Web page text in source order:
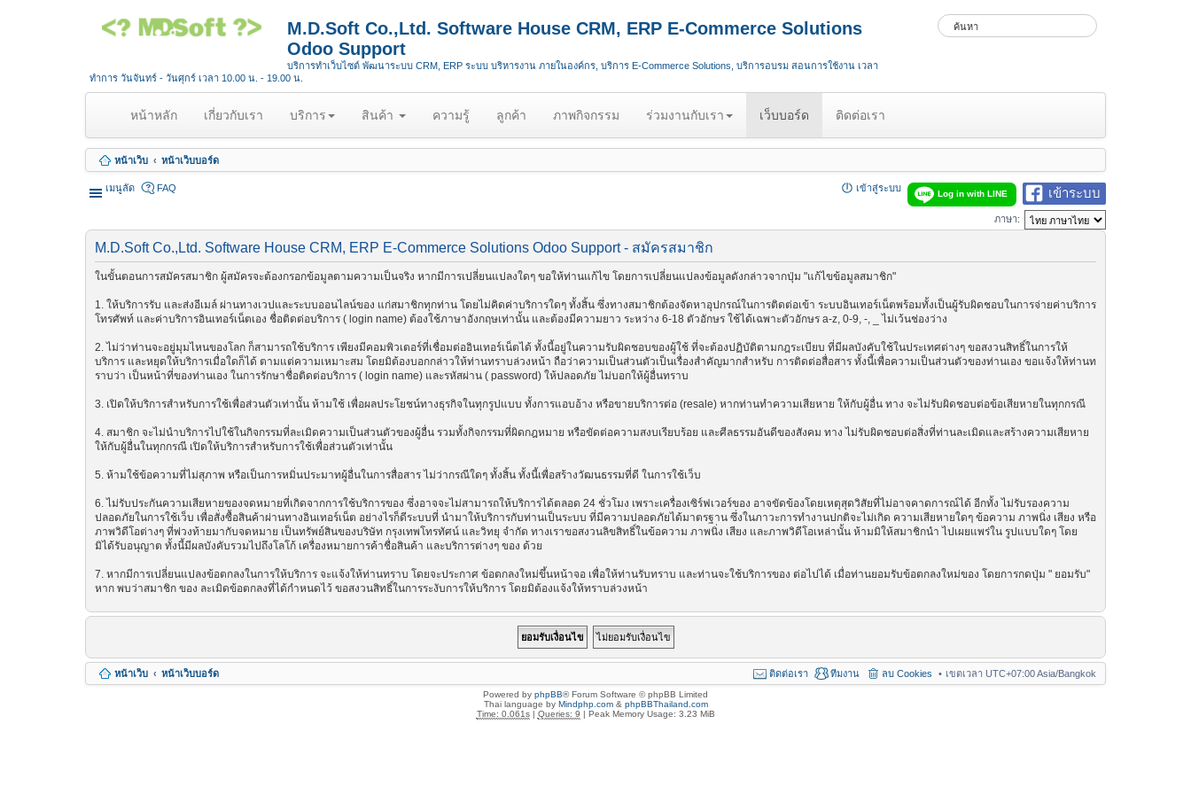
M.D.Soft Co.,Ltd. Software House CRM, ERP E-Commerce Solutions
Odoo Support
บริการทำเว็บไซต์ พัฒนาระบบ CRM, ERP ระบบ บริหารงาน ภายในองค์กร, บริการ E-Commerce Solutions, บริการอบรม สอนการใช้งาน เวลา
ทำการ วันจันทร์ - วันศุกร์ เวลา 10.00 น. - 19.00 น.
หน้าหลัก(
u
r
)
เกี่ยวกับเรา บริการ สินค้า ความรู้ ลูกค้า ภาพกิจกรรม ร่วมงานกับเรา เว็บบอร์ด ติดต่อเรา
หน้าเว็บ หน้าเว็บบอร์ด
เมนูลัด เข้าระบบ
Log in with LINE
FAQ เข้าสู่ระบบ
ภาษา:
M.D.Soft Co.,Ltd. Software House CRM, ERP E-Commerce Solutions Odoo Support - สมัครสมาชิก
ในขั้นตอนการสมัครสมาชิก ผู้สมัครจะต้องกรอกข้อมูลตามความเป็นจริง หากมีการเปลี่ยนแปลงใดๆ ขอให้ท่านแก้ไข โดยการเปลี่ยนแปลงข้อมูลดังกล่าวจากปุ่ม "แก้ไขข้อมูลสมาชิก"
1. ให้บริการรับ และส่งอีเมล์ ผ่านทางเวปและระบบออนไลน์ของ แก่สมาชิกทุกท่าน โดยไม่คิดค่าบริการใดๆ ทั้งสิ้น ซึ่งทางสมาชิกต้องจัดหาอุปกรณ์ในการติดต่อเข้า ระบบอินเทอร์เน็ตพร้อมทั้งเป็นผู้รับผิดชอบในการจ่ายค่าบริการ
โทรศัพท์ และค่าบริการอินเทอร์เน็ตเอง ชื่อติดต่อบริการ ( login name) ต้องใช้ภาษาอังกฤษเท่านั้น และต้องมีความยาว ระหว่าง 6-18 ตัวอักษร ใช้ได้เฉพาะตัวอักษร a-z, 0-9, -, _ ไม่เว้นช่องว่าง
2. ไม่ว่าท่านจะอยู่มุมไหนของโลก ก็สามารถใช้บริการ เพียงมีคอมพิวเตอร์ที่เชื่อมต่ออินเทอร์เน็ตได้ ทั้งนี้อยู่ในความรับผิดชอบของผู้ใช้ ที่จะต้องปฏิบัติตามกฎระเบียบ ที่มีผลบังคับใช้ในประเทศต่างๆ ขอสงวนสิทธิ์ในการให้
บริการ และหยุดให้บริการเมื่อใดก็ได้ ตามแต่ความเหมาะสม โดยมิต้องบอกกล่าวให้ท่านทราบล่วงหน้า ถือว่าความเป็นส่วนตัวเป็นเรื่องสำคัญมากสำหรับ การติดต่อสื่อสาร ทั้งนี้เพื่อความเป็นส่วนตัวของท่านเอง ขอแจ้งให้ท่านท
ราบว่า เป็นหน้าที่ของท่านเอง ในการรักษาชื่อติดต่อบริการ ( login name) และรหัสผ่าน ( password) ให้ปลอดภัย ไม่บอกให้ผู้อื่นทราบ
3. เปิดให้บริการสำหรับการใช้เพื่อส่วนตัวเท่านั้น ห้ามใช้ เพื่อผลประโยชน์ทางธุรกิจในทุกรูปแบบ ทั้งการแอบอ้าง หรือขายบริการต่อ (resale) หากท่านทำความเสียหาย ให้กับผู้อื่น ทาง จะไม่รับผิดชอบต่อข้อเสียหายในทุกกรณี
4. สมาชิก จะไม่นำบริการไปใช้ในกิจกรรมที่ละเมิดความเป็นส่วนตัวของผู้อื่น รวมทั้งกิจกรรมที่ผิดกฎหมาย หรือขัดต่อความสงบเรียบร้อย และศีลธรรมอันดีของสังคม ทาง ไม่รับผิดชอบต่อสิ่งที่ท่านละเมิดและสร้างความเสียหาย
ให้กับผู้อื่นในทุกกรณี เปิดให้บริการสำหรับการใช้เพื่อส่วนตัวเท่านั้น
5. ห้ามใช้ข้อความที่ไม่สุภาพ หรือเป็นการหมิ่นประมาทผู้อื่นในการสื่อสาร ไม่ว่ากรณีใดๆ ทั้งสิ้น ทั้งนี้เพื่อสร้างวัฒนธรรมที่ดี ในการใช้เว็บ
6. ไม่รับประกันความเสียหายของจดหมายที่เกิดจากการใช้บริการของ ซึ่งอาจจะไม่สามารถให้บริการได้ตลอด 24 ชั่วโมง เพราะเครื่องเซิร์ฟเวอร์ของ อาจขัดข้องโดยเหตุสุดวิสัยที่ไม่อาจคาดการณ์ได้ อีกทั้ง ไม่รับรองความ
ปลอดภัยในการใช้เว็บ เพื่อสั่งซื้อสินค้าผ่านทางอินเทอร์เน็ต อย่างไรก็ดีระบบที่ นำมาให้บริการกับท่านเป็นระบบ ที่มีความปลอดภัยได้มาตรฐาน ซึ่งในภาวะการทำงานปกติจะไม่เกิด ความเสียหายใดๆ ข้อความ ภาพนิ่ง เสียง หรือ
ภาพวิดีโอต่างๆ ที่พ่วงท้ายมากับจดหมาย เป็นทรัพย์สินของบริษัท กรุงเทพโทรทัศน์ และวิทยุ จำกัด ทางเราขอสงวนลิขสิทธิ์ในข้อความ ภาพนิ่ง เสียง และภาพวิดีโอเหล่านั้น ห้ามมิให้สมาชิกนำ ไปเผยแพร่ใน รูปแบบใดๆ โดย
มิได้รับอนุญาต ทั้งนี้มีผลบังคับรวมไปถึงโลโก้ เครื่องหมายการค้าชื่อสินค้า และบริการต่างๆ ของ ด้วย
7. หากมีการเปลี่ยนแปลงข้อตกลงในการให้บริการ จะแจ้งให้ท่านทราบ โดยจะประกาศ ข้อตกลงใหม่ขึ้นหน้าจอ เพื่อให้ท่านรับทราบ และท่านจะใช้บริการของ ต่อไปได้ เมื่อท่านยอมรับข้อตกลงใหม่ของ โดยการกดปุ่ม " ยอมรับ"
หาก พบว่าสมาชิก ของ ละเมิดข้อตกลงที่ได้กำหนดไว้ ขอสงวนสิทธิ์ในการระงับการให้บริการ โดยมิต้องแจ้งให้ทราบล่วงหน้า
หน้าเว็บ หน้าเว็บบอร์ด เขตเวลา UTC+07:00 Asia/Bangkok
ลบ Cookies
ทีมงาน
ติดต่อเรา
Powered by phpBB® Forum Software © phpBB Limited
Thai language by Mindphp.com& phpBBThailand.com
Time: 0.061s| Queries: 9 | Peak Memory Usage: 3.23 MiB